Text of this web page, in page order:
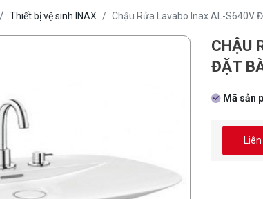
Thiết bị vệ sinh INAX Chậu Rửa Lavabo Inax AL-S640V
CHẬU
ĐẶT
Mã sản